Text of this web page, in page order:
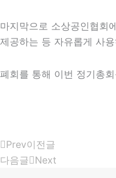
마지막으로 소상공인협회
제공하는 등 자유롭게 사
폐회를 통해 이번 정기총
Prev이전글
다음글 Next